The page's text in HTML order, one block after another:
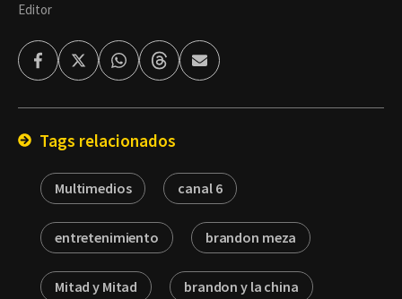
Editor
FacebookTwitterWhatsappThreadsEnviar
por
Tags relacionados
Multimedios canal 6
entretenimiento brandon meza
Mitad y Mitad brandon y la china